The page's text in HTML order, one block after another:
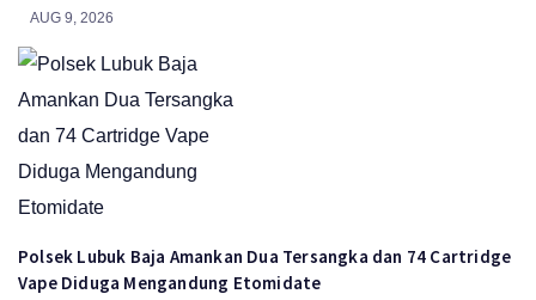
AUG 9, 2026
Polsek Lubuk Baja Amankan Dua Tersangka dan 74 Cartridge
Vape Diduga Mengandung Etomidate